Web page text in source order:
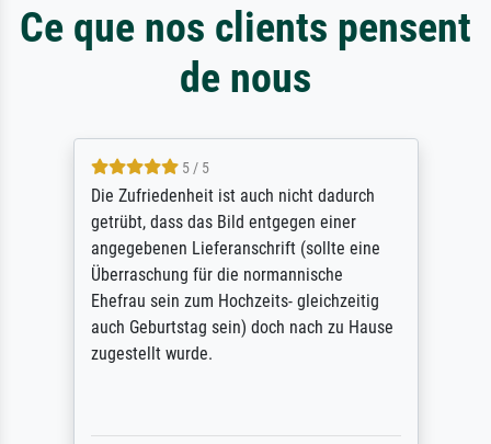
Ce que nos clients pensent
de nous
5 / 5
Die Zufriedenheit ist auch nicht dadurch
getrübt, dass das Bild entgegen einer
angegebenen Lieferanschrift (sollte eine
Überraschung für die normannische
Ehefrau sein zum Hochzeits- gleichzeitig
auch Geburtstag sein) doch nach zu Hause
zugestellt wurde.